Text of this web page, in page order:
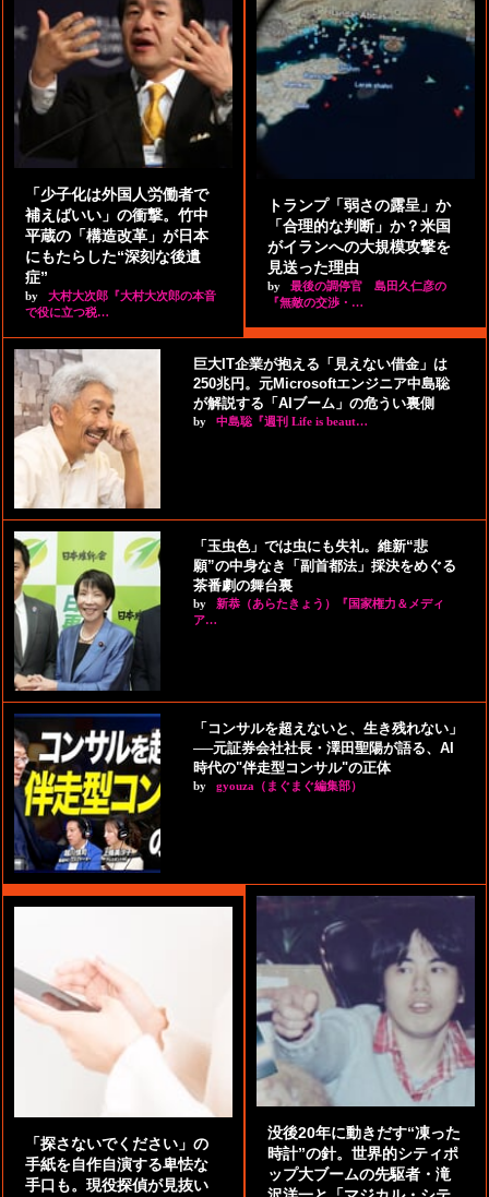
「少子化は外国人労働者で
補えばいい」の衝撃。竹中
平蔵の「構造改革」が日本
にもたらした“深刻な後遺
症”
by
大村大次郎『大村大次郎の本音
で役に立つ税…
トランプ「弱さの露呈」か
「合理的な判断」か？米国
がイランへの大規模攻撃を
見送った理由
by
最後の調停官 島田久仁彦の
『無敵の交渉・…
巨大IT企業が抱える「見えない借金」は
250兆円。元Microsoftエンジニア中島聡
が解説する「AIブーム」の危うい裏側
by 中島聡『週刊 Life is beaut…
「玉虫色」では虫にも失礼。維新“悲
願”の中身なき「副首都法」採決をめぐる
茶番劇の舞台裏
by
新恭（あらたきょう）『国家権力＆メディ
ア…
「コンサルを超えないと、生き残れない」
──元証券会社社長・澤田聖陽が語る、AI
時代の"伴走型コンサル"の正体
by gyouza（まぐまぐ編集部）
「探さないでください」の
手紙を自作自演する卑怯な
手口も。現役探偵が見抜い
没後20年に動きだす“凍った
時計”の針。世界的シティポ
ップ大ブームの先駆者・滝